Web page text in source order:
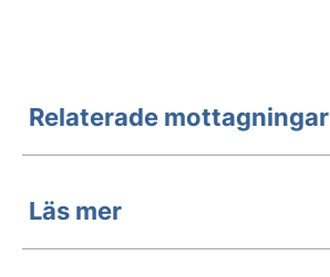
Relaterade mottagningar
Läs mer